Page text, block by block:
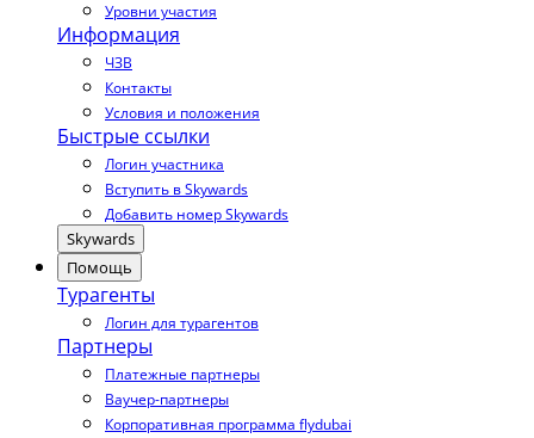
Уровни участия
Информация
ЧЗВ
Контакты
Условия и положения
Быстрые ссылки
Логин участника
Вступить в Skywards
Добавить номер Skywards
Skywards
Помощь
Турагенты
Логин для турагентов
Партнеры
Платежные партнеры
Ваучер-партнеры
Корпоративная программа flydubai